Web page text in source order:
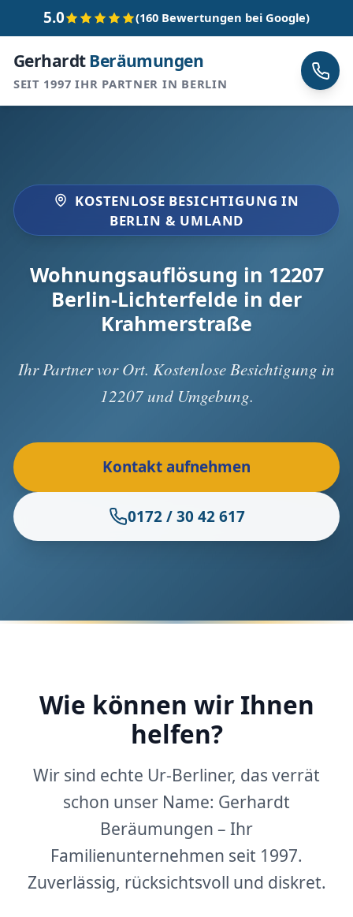
5.0 (160 Bewertungen bei Google)
GerhardtBeräumungen
SEIT 1997 IHR PARTNER IN BERLIN
KOSTENLOSE BESICHTIGUNG IN
BERLIN & UMLAND
Wohnungsauflösung in 12207
Berlin-Lichterfelde in der
Krahmerstraße
Ihr Partner vor Ort. Kostenlose Besichtigung in
12207 und Umgebung.
Kontakt aufnehmen
0172 / 30 42 617
Wie können wir Ihnen
helfen?
Wir sind echte Ur-Berliner, das verrät
schon unser Name: Gerhardt
Beräumungen – Ihr
Familienunternehmen seit 1997.
Zuverlässig, rücksichtsvoll und diskret.